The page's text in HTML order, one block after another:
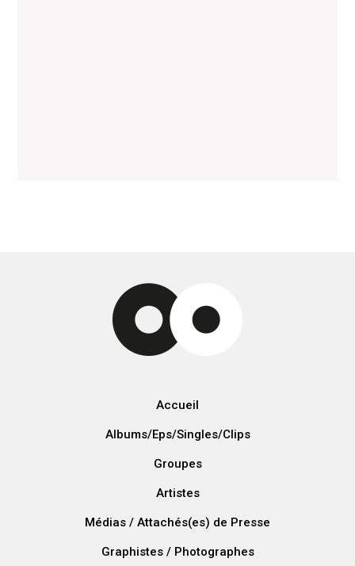
Accueil
Albums/Eps/Singles/Clips
Groupes
Artistes
Médias / Attachés(es) de Presse
Graphistes / Photographes